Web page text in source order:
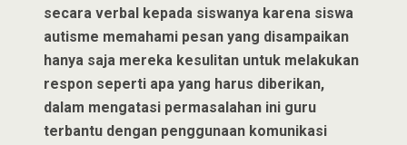
secara verbal kepada siswanya karena siswa
autisme memahami pesan yang disampaikan
hanya saja mereka kesulitan untuk melakukan
respon seperti apa yang harus diberikan,
dalam mengatasi permasalahan ini guru
terbantu dengan penggunaan komunikasi